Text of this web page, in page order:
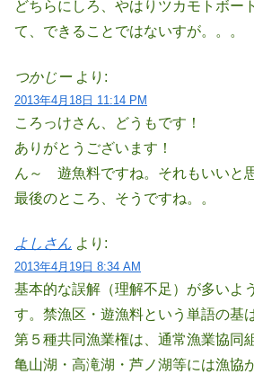
どちらにしろ、やはりツカモトボー
て、できることではないすが。。。
つかじー より:
2013年4月18日 11:14 PM
ころっけさん、どうもです！
ありがとうございます！
ん～ 遊魚料ですね。それもいいと
最後のところ、そうですね。。
よしさん より:
2013年4月19日 8:34 AM
基本的な誤解（理解不足）が多いよ
す。禁漁区・遊漁料という単語の基
第５種共同漁業権は、通常漁業協同
亀山湖・高滝湖・芦ノ湖等には漁協